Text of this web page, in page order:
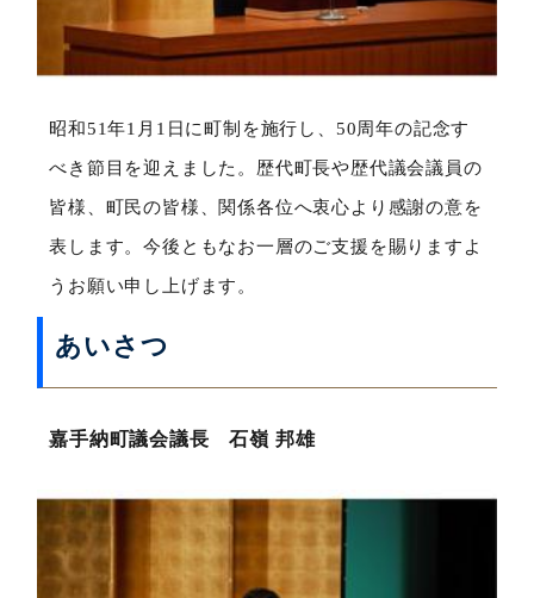
昭和51年1月1日に町制を施行し、50周年の記念す
べき節目を迎えました。歴代町長や歴代議会議員の
皆様、町民の皆様、関係各位へ衷心より感謝の意を
表します。今後ともなお一層のご支援を賜りますよ
うお願い申し上げます。
あいさつ
嘉手納町議会議長 石嶺 邦雄